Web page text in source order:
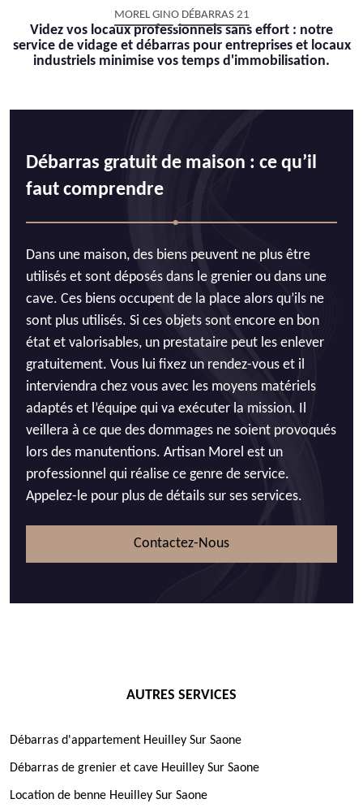
MOREL GINO DÉBARRAS 21
Videz vos locaux professionnels sans effort : notre
service de vidage et débarras pour entreprises et locaux
industriels minimise vos temps d'immobilisation.
Débarras gratuit de maison : ce qu’il
faut comprendre
Dans une maison, des biens peuvent ne plus être
utilisés et sont déposés dans le grenier ou dans une
cave. Ces biens occupent de la place alors qu’ils ne
sont plus utilisés. Si ces objets sont encore en bon
état et valorisables, un prestataire peut les enlever
gratuitement. Vous lui fixez un rendez-vous et il
interviendra chez vous avec les moyens matériels
adaptés et l’équipe qui va exécuter la mission. Il
veillera à ce que des dommages ne soient provoqués
lors des manutentions. Artisan Morel est un
professionnel qui réalise ce genre de service.
Appelez-le pour plus de détails sur ses services.
Contactez-Nous
AUTRES SERVICES
Débarras d'appartement Heuilley Sur Saone
Débarras de grenier et cave Heuilley Sur Saone
Location de benne Heuilley Sur Saone